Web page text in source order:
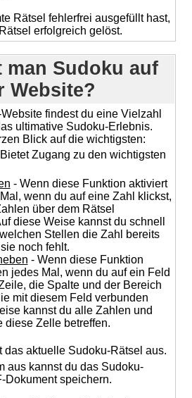
Rätsel fehlerfrei ausgefüllt hast,
erfolgreich gelöst.
man Sudoku auf
Website?
findest du eine Vielzahl
ultimative Sudoku-Erlebnis.
Blick auf die wichtigsten:
Zugang zu den wichtigsten
- Wenn diese Funktion aktiviert
wenn du auf eine Zahl klickst,
über dem Rätsel
diese Weise kannst du schnell
Stellen die Zahl bereits
noch fehlt.
- Wenn diese Funktion
jedes Mal, wenn du auf ein Feld
die Spalte und der Bereich
mit diesem Feld verbunden
kannst du alle Zahlen und
diese Zelle betreffen.
das aktuelle Sudoku-Rätsel aus.
aus kannst du das Sudoku-
Dokument speichern.